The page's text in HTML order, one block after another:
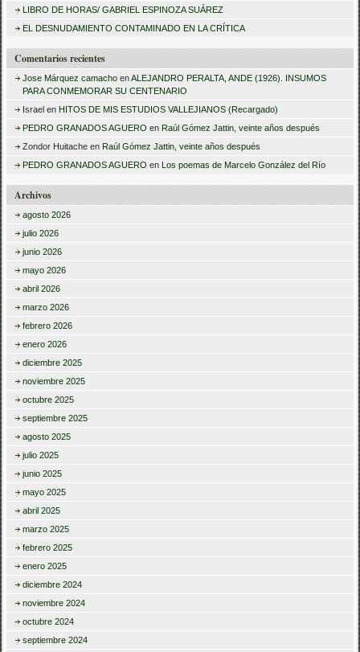
LIBRO DE HORAS/ GABRIEL ESPINOZA SUÁREZ
EL DESNUDAMIENTO CONTAMINADO EN LA CRÍTICA
Comentarios recientes
Jose Márquez camacho enALEJANDRO PERALTA, ANDE (1926). INSUMOS
PARA CONMEMORAR SU CENTENARIO
Israel en HITOS DE MIS ESTUDIOS VALLEJIANOS (Recargado)
PEDRO GRANADOS AGUERO en Raúl Gómez Jattin, veinte años después
Zondor Huitache en Raúl Gómez Jattin, veinte años después
PEDRO GRANADOS AGUERO en Los poemas de Marcelo González del Río
Archivos
agosto 2026
julio 2026
junio 2026
mayo 2026
abril 2026
marzo 2026
febrero 2026
enero 2026
diciembre 2025
noviembre 2025
octubre 2025
septiembre 2025
agosto 2025
julio 2025
junio 2025
mayo 2025
abril 2025
marzo 2025
febrero 2025
enero 2025
diciembre 2024
noviembre 2024
octubre 2024
septiembre 2024